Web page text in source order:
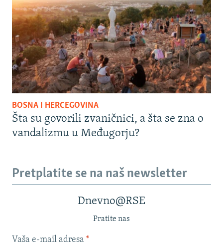
BOSNA I HERCEGOVINA
Šta su govorili zvaničnici, a šta se zna o
vandalizmu u Međugorju?
Pretplatite se na naš newsletter
Dnevno@RSE
Pratite nas
Vaša e-mail adresa *